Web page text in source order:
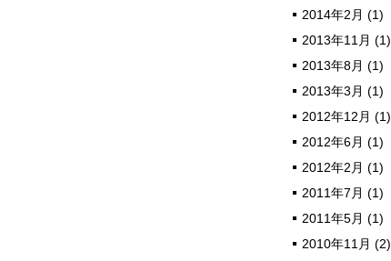
2014年2月 (1)
2013年11月 (1)
2013年8月 (1)
2013年3月 (1)
2012年12月 (1)
2012年6月 (1)
2012年2月 (1)
2011年7月 (1)
2011年5月 (1)
2010年11月 (2)